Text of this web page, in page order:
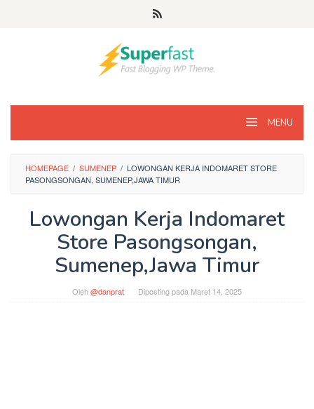
MENU
HOMEPAGE / SUMENEP / LOWONGAN KERJA INDOMARET STORE
PASONGSONGAN, SUMENEP,JAWA TIMUR
Lowongan Kerja Indomaret
Store Pasongsongan,
Sumenep,Jawa Timur
Oleh@danprat Diposting pada Maret 14, 2025